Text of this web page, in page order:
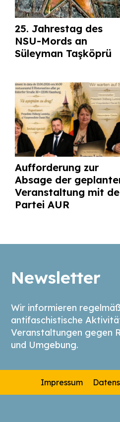
25. Jahrestag des
NSU-Mords an
Süleyman Taşköprü
Aufforderung zur
Absage der
Veranstaltung mit
Partei AUR
Newsletter
Wir informieren
antifaschistische
Veranstaltungen gegen
und Umgebung.
Impressum